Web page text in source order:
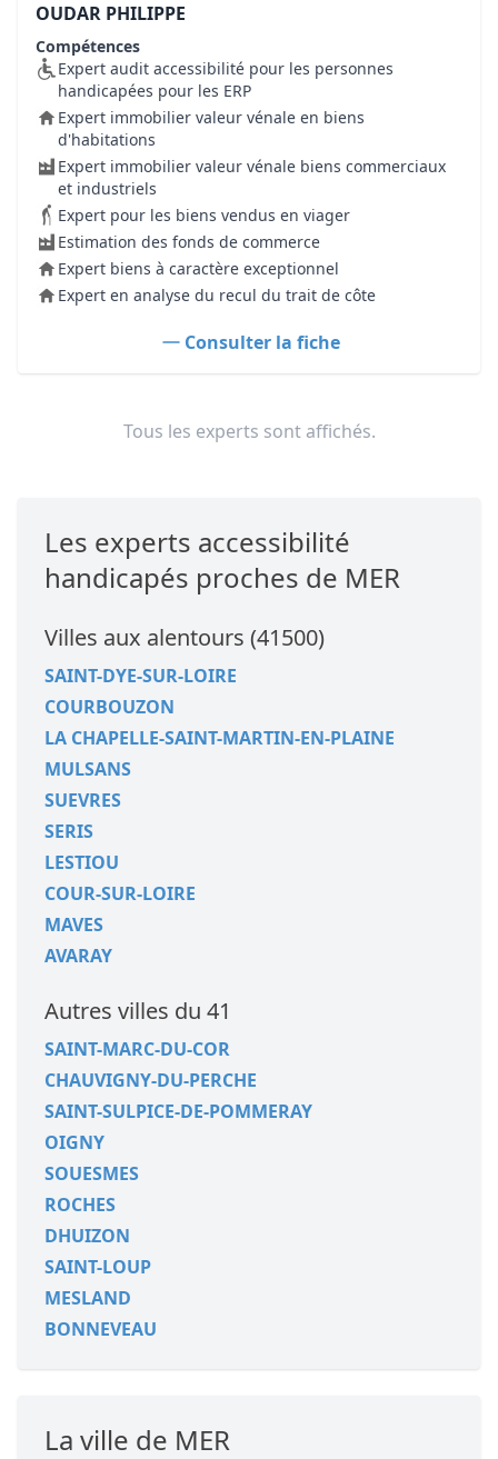
OUDAR PHILIPPE
Compétences
Expert audit accessibilité pour les personnes
handicapées pour les ERP
Expert immobilier valeur vénale en biens
d'habitations
Expert immobilier valeur vénale biens commerciaux
et industriels
Expert pour les biens vendus en viager
Estimation des fonds de commerce
Expert biens à caractère exceptionnel
Expert en analyse du recul du trait de côte
Consulter la fiche
Tous les experts sont affichés.
Les experts accessibilité
handicapés proches de MER
Villes aux alentours (41500)
SAINT-DYE-SUR-LOIRE
COURBOUZON
LA CHAPELLE-SAINT-MARTIN-EN-PLAINE
MULSANS
SUEVRES
SERIS
LESTIOU
COUR-SUR-LOIRE
MAVES
AVARAY
Autres villes du 41
SAINT-MARC-DU-COR
CHAUVIGNY-DU-PERCHE
SAINT-SULPICE-DE-POMMERAY
OIGNY
SOUESMES
ROCHES
DHUIZON
SAINT-LOUP
MESLAND
BONNEVEAU
La ville de MER